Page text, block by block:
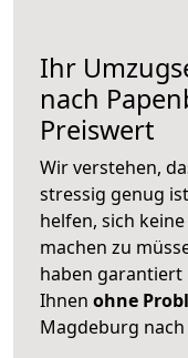
Ihr
nach
Preiswert
Wir verstehen,
stressig genug
helfen, sich
machen zu
haben garantiert
Ihnen ohne
Magdeburg